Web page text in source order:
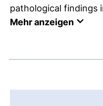
pathological findings
Mehr anzeigen